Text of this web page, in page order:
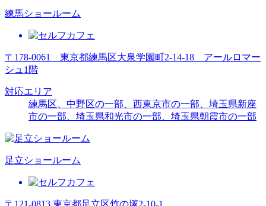
練馬ショールーム
〒178-0061 東京都練馬区大泉学園町2-14-18 アールロマー
シュ1階
対応エリア
練馬区、中野区の一部、西東京市の一部、埼玉県新座
市の一部、埼玉県和光市の一部、埼玉県朝霞市の一部
足立ショールーム
〒121-0813 東京都足立区竹の塚2-10-1